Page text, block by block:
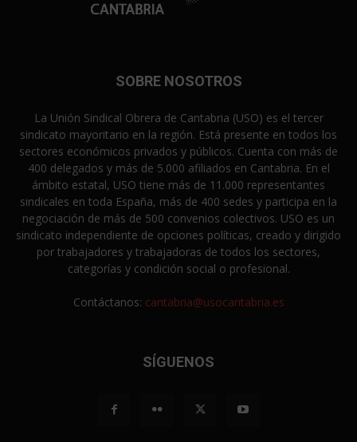
SOBRE NOSOTROS
La Unión Sindical Obrera de Cantabria (USO) es el tercer
sindicato mayoritario en la región. Está presente en todos los
sectores económicos privados y públicos. Cuenta con más de
400 delegados y más de 5.000 afiliados en Cantabria. En el
ámbito estatal, USO tiene más de 11.000 representantes
sindicales en toda España, más de 400 sedes y participa en la
negociación de más de 500 convenios colectivos. USO es un
sindicato independiente de opciones políticas, creado y dirigido
por trabajadores y trabajadoras de todos los sectores,
categorías y condición social o profesional.
Contáctanos: cantabria@usocantabria.es
SÍGUENOS